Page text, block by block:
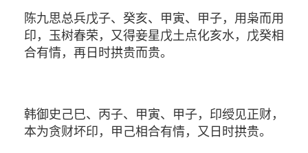
陈九思总兵戊子、癸亥、甲寅、甲子，用枭而用
印，玉树春荣，又得妾星戊土点化亥水，戊癸相
合有情，再日时拱贵而贵。
韩御史己巳、丙子、甲寅、甲子，印绶见正财，
本为贪财坏印，甲己相合有情，又日时拱贵。